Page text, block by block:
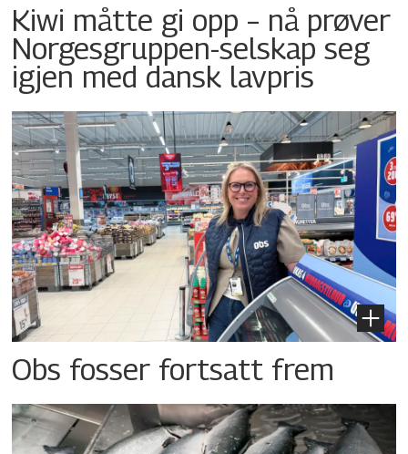
Kiwi måtte gi opp – nå prøver
Norgesgruppen-selskap seg
igjen med dansk lavpris
Obs fosser fortsatt frem